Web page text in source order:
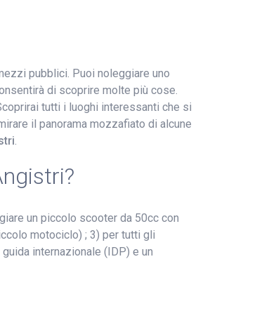
pubblici. Puoi noleggiare uno
di scoprire molte più cose.
tutti i luoghi interessanti che si
il panorama mozzafiato di alcune
un piccolo scooter da 50cc con
motociclo) ; 3) per tutti gli
internazionale (IDP) e un